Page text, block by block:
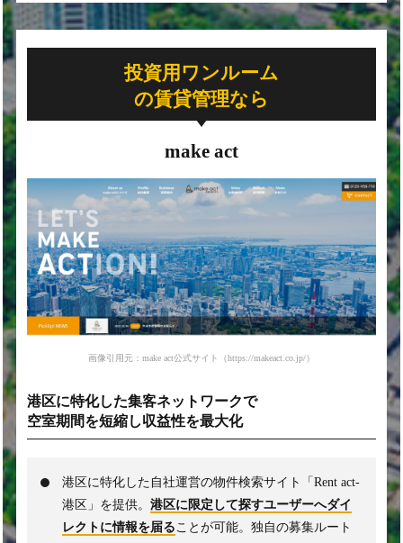
投資用ワンルーム
の賃貸管理なら
make act
画像引用元：make act公式サイト（https://makeact.co.jp/）
港区に特化した集客ネットワークで
空室期間を短縮し収益性を最大化
港区に特化した自社運営の物件検索サイト「Rent act-
港区」を提供。 港区に限定して探すユーザーへダイ
レクトに情報を届ることが可能。独自の募集ルート